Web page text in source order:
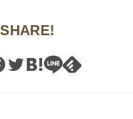
SHARE!